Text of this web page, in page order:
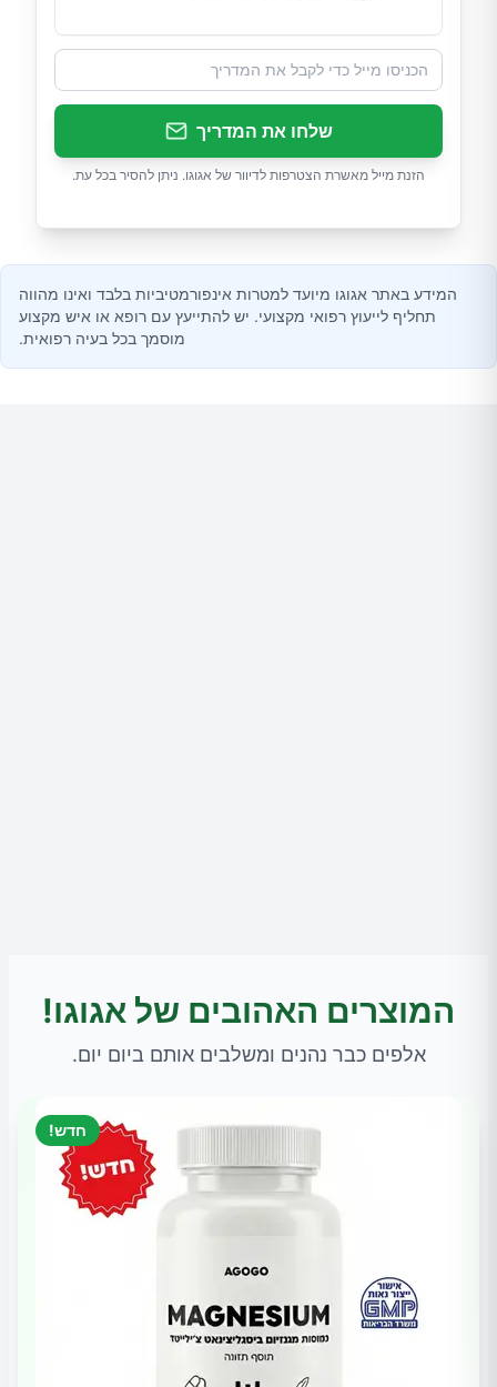
שלחו את המדריך
הזנת מייל מאשרת הצטרפות לדיוור של אגוגו. ניתן להסיר בכל עת.
המידע באתר אגוגו מיועד למטרות אינפורמטיביות בלבד ואינו מהווה
תחליף לייעוץ רפואי מקצועי. יש להתייעץ עם רופא או איש מקצוע
מוסמך בכל בעיה רפואית.
המוצרים האהובים של אגוגו!
אלפים כבר נהנים ומשלבים אותם ביום יום.
חדש!